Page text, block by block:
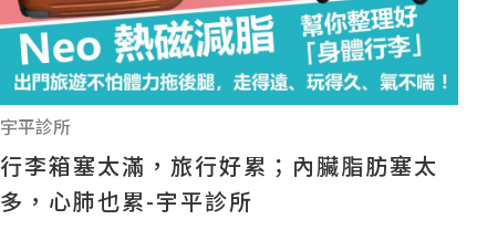
宇平診所
行李箱塞太滿，旅行好累；內臟脂肪塞太
多，心肺也累-宇平診所